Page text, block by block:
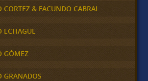
CORTEZ & FACUNDO CABRAL
ECHAGÜE
GÓMEZ
GRANADOS